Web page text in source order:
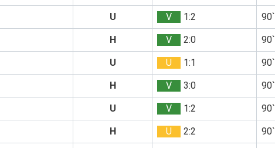
U V 1:2 90`
H V 2:0 90`
U U 1:1 90`
H V 3:0 90`
U V 1:2 90`
H U 2:2 90`